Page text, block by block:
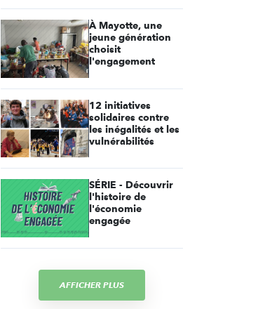
À Mayotte, une
jeune génération
choisit
l'engagement
12 initiatives
solidaires contre
les inégalités et les
vulnérabilités
SÉRIE - Découvrir
l'histoire de
l'économie
engagée
AFFICHER PLUS